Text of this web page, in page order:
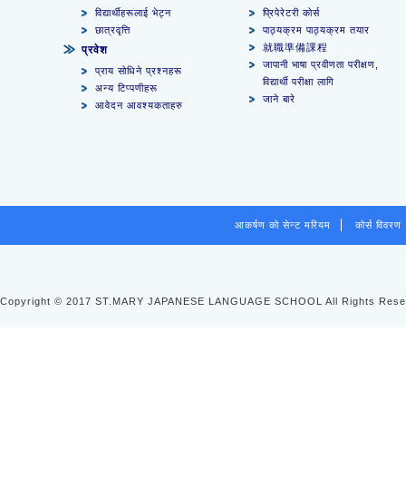
विद्यार्थीहरूलाई भेट्न
छात्रवृत्ति
प्रवेश
प्राय सोधिने प्रश्नहरू
अन्य टिप्पणीहरू
आवेदन आवश्यकताहरु
प्रिपेरेटरी कोर्स
पाठ्यक्रम पाठ्यक्रम तयार
就職準備課程
जापानी भाषा प्रवीणता परीक्षण,
विद्यार्थी परीक्षा लागि
जाने बारे
आकर्षण को सेन्ट मरियम कोर्स विवरण
Copyright © 2017 ST.MARY JAPANESE LANGUAGE SCHOOL All Rights